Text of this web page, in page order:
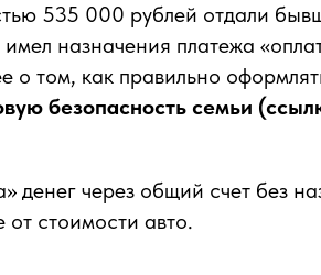
535 000 рублей отдали
назначения платежа
том, как правильно
безопасность семьи
денег через общий счет без
от стоимости авто.